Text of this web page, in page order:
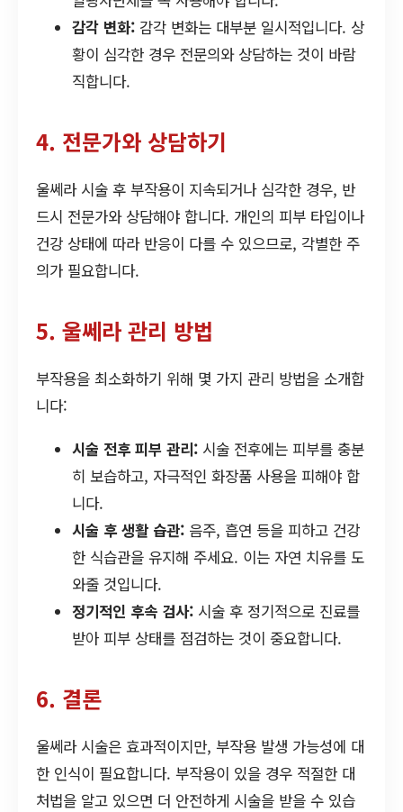
감각 변화: 감각 변화는 대부분 일시적입니다. 상
황이 심각한 경우 전문의와 상담하는 것이 바람
직합니다.
4. 전문가와 상담하기
울쎄라 시술 후 부작용이 지속되거나 심각한 경우, 반
드시 전문가와 상담해야 합니다. 개인의 피부 타입이나
건강 상태에 따라 반응이 다를 수 있으므로, 각별한 주
의가 필요합니다.
5. 울쎄라 관리 방법
부작용을 최소화하기 위해 몇 가지 관리 방법을 소개합
니다:
시술 전후 피부 관리: 시술 전후에는 피부를 충분
히 보습하고, 자극적인 화장품 사용을 피해야 합
니다.
시술 후 생활 습관: 음주, 흡연 등을 피하고 건강
한 식습관을 유지해 주세요. 이는 자연 치유를 도
와줄 것입니다.
정기적인 후속 검사: 시술 후 정기적으로 진료를
받아 피부 상태를 점검하는 것이 중요합니다.
6. 결론
울쎄라 시술은 효과적이지만, 부작용 발생 가능성에 대
한 인식이 필요합니다. 부작용이 있을 경우 적절한 대
처법을 알고 있으면 더 안전하게 시술을 받을 수 있습